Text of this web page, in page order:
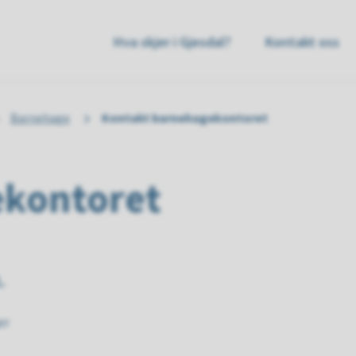
Hva skjer i Gjesdal? Kontakt oss
Barnehage Kontakt barnehagekontoret